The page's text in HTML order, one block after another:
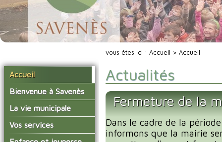
Accueil
Bienvenue à Savenès
Situer Savenès
Savenès en chiffre
L'histoire du village
La vie municipale
Vos élus
Les compte-rendus du
Vos services
La mairie
vous êtes ici : Accueil > Accueil
Actualités
Fermeture de la
Dans le cadre de la
informons que la mairie